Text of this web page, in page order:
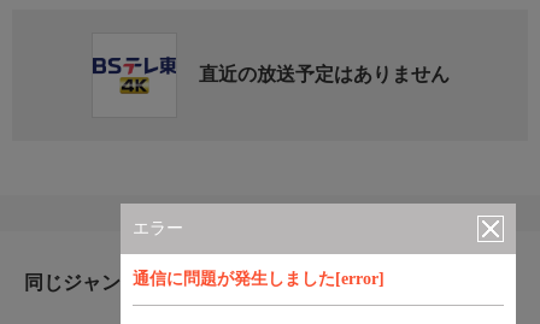
エラー
通信に問題が発生しました[error]
直近の放送予定はありません
同じジャンルのおすすめ番組